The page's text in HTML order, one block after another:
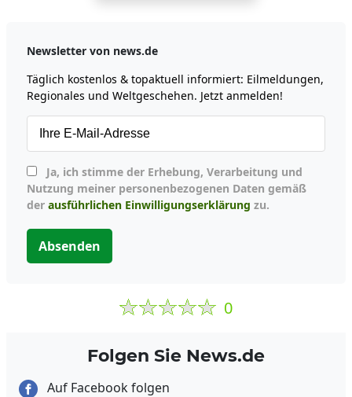
Newsletter von news.de
Täglich kostenlos & topaktuell informiert: Eilmeldungen,
Regionales und Weltgeschehen. Jetzt anmelden!
Nutzung meiner personenbezogenen Daten gemäß
der ausführlichen Einwilligungserklärung zu.
Absenden
0
Folgen Sie News.de
Auf Facebook folgen